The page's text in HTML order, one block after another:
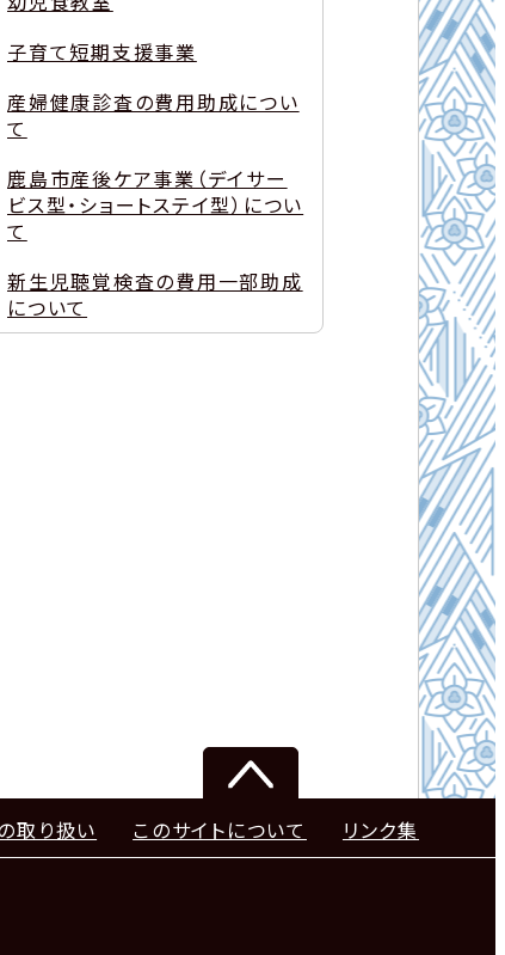
子育て短期支援事業
産婦健康診査の費用助成につい
て
鹿島市産後ケア事業（デイサー
ビス型・ショートステイ型）につい
て
新生児聴覚検査の費用一部助成
について
取り扱い このサイトについて リンク集